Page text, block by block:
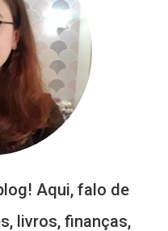
Aqui, falo de
livros, finanças,